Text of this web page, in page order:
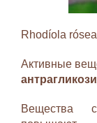
Rhodíola
Активные
Вещества